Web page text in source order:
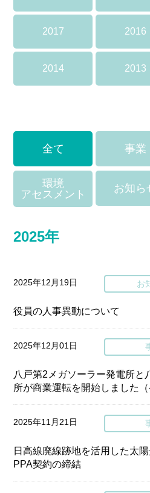
2017 2016
2014 2013
全て 事業
環境
アセスメント
お知ら
2025年
2025年12月19日 お
役員の人事異動について
2025年12月01日
八戸第2メガソーラー発電所と
所が商業運転を開始しました（
2025年11月21日
日高線廃線跡地を活用した太
PPA契約の締結